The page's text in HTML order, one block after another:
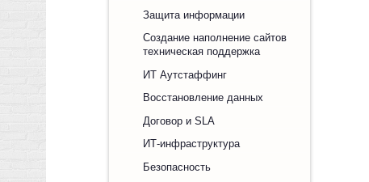
Защита информации
Создание наполнение сайтов
техническая поддержка
ИТ Аутстаффинг
Восстановление данных
Договор и SLA
ИТ-инфраструктура
Безопасность